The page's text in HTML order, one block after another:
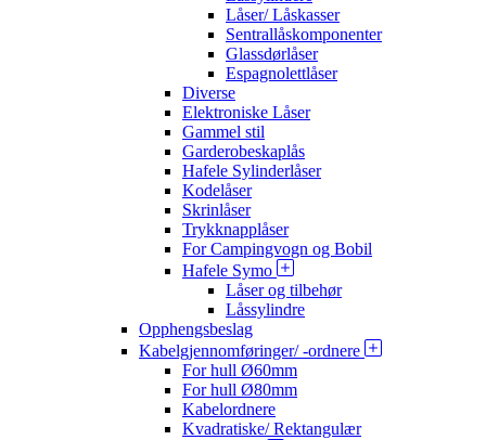
Låser/ Låskasser
Sentrallåskomponenter
Glassdørlåser
Espagnolettlåser
Diverse
Elektroniske Låser
Gammel stil
Garderobeskaplås
Hafele Sylinderlåser
Kodelåser
Skrinlåser
Trykknapplåser
For Campingvogn og Bobil
Hafele Symo
Låser og tilbehør
Låssylindre
Opphengsbeslag
Kabelgjennomføringer/ -ordnere
For hull Ø60mm
For hull Ø80mm
Kabelordnere
Kvadratiske/ Rektangulær